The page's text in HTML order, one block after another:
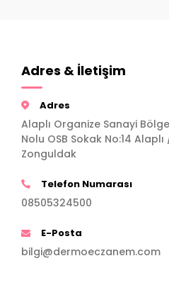
Adres & İletişim
Adres
Alaplı Organize Sanayi
Nolu OSB Sokak No:14 Alaplı
Zonguldak
Telefon Numarası
08505324500
E-Posta
bilgi@dermoeczanem.com